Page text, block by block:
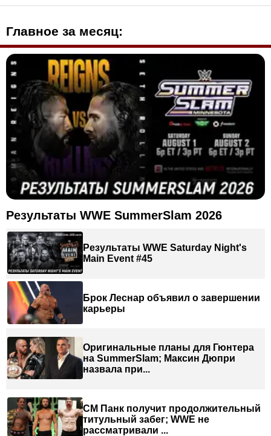
Главное за месяц:
Результаты WWE SummerSlam 2026
Результаты WWE Saturday Night's
Main Event #45
Брок Леснар объявил о завершении
карьеры
Оригинальные планы для Гюнтера
на SummerSlam; Максин Дюпри
назвала при...
СМ Панк получит продолжительный
титульный забег; WWE не
рассматривали ...